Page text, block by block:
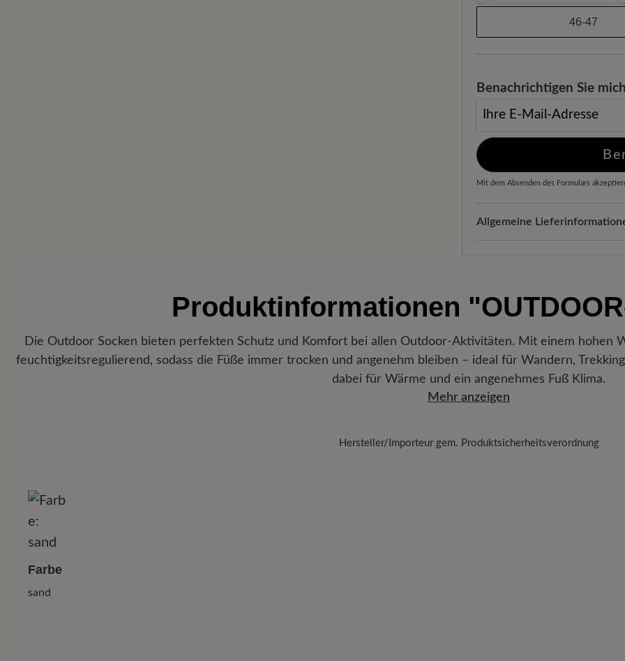
46-47
Benachrichtigen Sie
Mit dem Absenden des Formulars
Allgemeine
verlassen hat, erhalten Sie
Sendungsnummer können
Produktinformationen
Die Outdoor Socken bieten perfekten Schutz und Komfort bei allen Outdoor-Aktivitäten. Mit einem hohen
feuchtigkeitsregulierend, sodass die Füße immer trocken und angenehm bleiben – ideal für Wandern,
dabei für Wärme und ein angenehmes Fuß Klima.
Mehr anzeigen
Hersteller/Importeur gem. Produktsicherheitsverordnung
Farbe
sand